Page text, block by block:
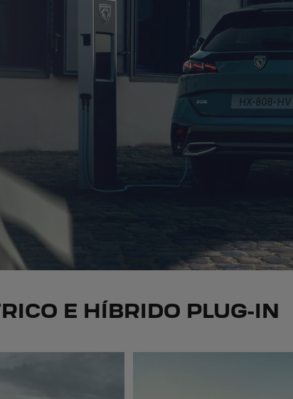
E HÍBRIDO PLUG-IN